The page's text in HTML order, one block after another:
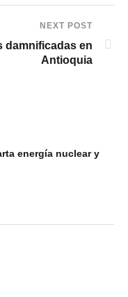
NEXT POST
damnificadas en
Antioquia
energía nuclear y